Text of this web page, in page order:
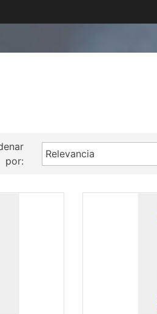
por:
Relevancia